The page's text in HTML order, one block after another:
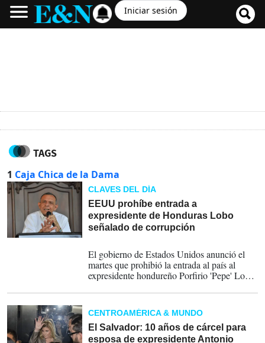
Iniciar sesión
TAGS
1 Caja Chica de la Dama
CLAVES DEL DÍA
EEUU prohíbe entrada a
expresidente de Honduras Lobo
señalado de corrupción
El gobierno de Estados Unidos anunció el
martes que prohibió la entrada al país al
expresidente hondureño Porfirio 'Pepe' Lobo,
narcotraficantes a cambio de favores
políticos.
CENTROAMÉRICA & MUNDO
El Salvador: 10 años de cárcel para
esposa de expresidente Antonio